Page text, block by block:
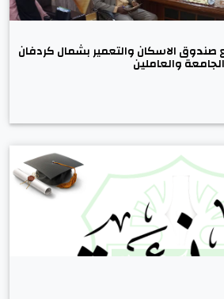
الاسكان والتعمير بشمال كردفان
والعاملين